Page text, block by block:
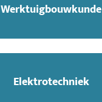
Werktuigbouwkunde
Elektrotechniek